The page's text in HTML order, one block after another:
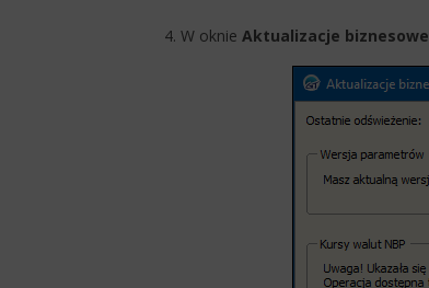
4. W oknie Aktualizacje biznesowe